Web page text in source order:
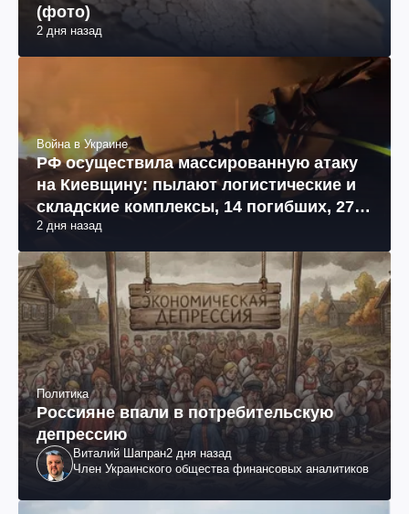
(фото)
2 дня назад
Война в Украине
РФ осуществила массированную атаку
на Киевщину: пылают логистические и
складские комплексы, 14 погибших, 27
раненых (фото, видео)
2 дня назад
Политика
Россияне впали в потребительскую
депрессию
Виталий Шапран2 дня назад
Член Украинского общества финансовых аналитиков